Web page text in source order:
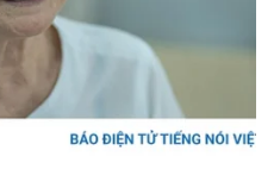
Thị trường
Giá vàng
Tiêu dùng
Tỷ giá
Chứng khoán